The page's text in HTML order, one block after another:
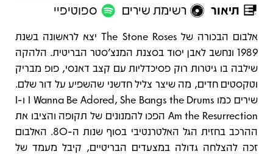
תיאור רשימת שירים ספוטיפיי
תיאור
אלבום הבכורה של The Stone Roses יצא לראשונה בשנת
1989 ונחשב לאבן יסוד בסצנת המנצ’סטר הבריטית. הלהקה
שילבה בו גיטרות רוק פסיכדליות עם קצב דאנסי, פופ מבריק
וטקסטים חדים, מה שיצר צליל חדשני שהשפיע על דור שלם.
שירים כמו I Wanna Be Adored, She Bangs the Drums ו-I
Am the Resurrection הפכו להמנונים של תקופה והציבו את
ההרכב בחזית הגל האלטרנטיבי בסוף שנות ה-80. האלבום
זכה להצלחה גדולה במצעדים הבריטיים, קיבל מעמד של